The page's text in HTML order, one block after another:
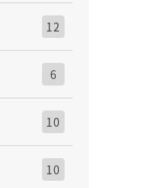
12
6
10
10